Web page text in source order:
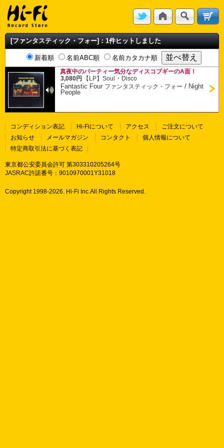
[ファンタスティック・フォー]：1件ヒットしました
新着順 名前ABC順 名前カタカナ順
真夜中のパーティー気分なディスコブギーのA面！
3,080円
【LP】Soul ・ Disco
Fantastic Four ファンタスティック・フォー / Night
People
コンディション表記 Hi-Fiについて アクセス
ご注文について
お知らせ
メールマガジン コンタクト
個人情報について
特定商取引法に基づく表記
東京都公安委員会許可 第303310205264号
JASRAC許諾番号：9010970001Y31018
Copyright 1998-2026. Hi-Fi Inc.All Rights Reserved.